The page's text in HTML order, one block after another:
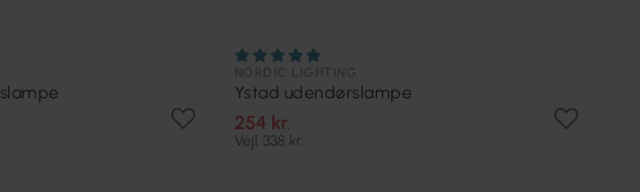
Ystad udendørslampe
254 kr.
Vejl. 338 kr.